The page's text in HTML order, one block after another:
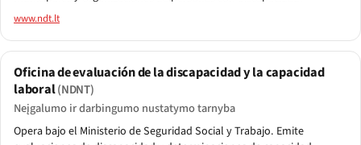
www.ndt.lt
Oficina de evaluación de la discapacidad y la capacidad
laboral(NDNT)
Neįgalumo ir darbingumo nustatymo tarnyba
Opera bajo el Ministerio de Seguridad Social y Trabajo. Emite